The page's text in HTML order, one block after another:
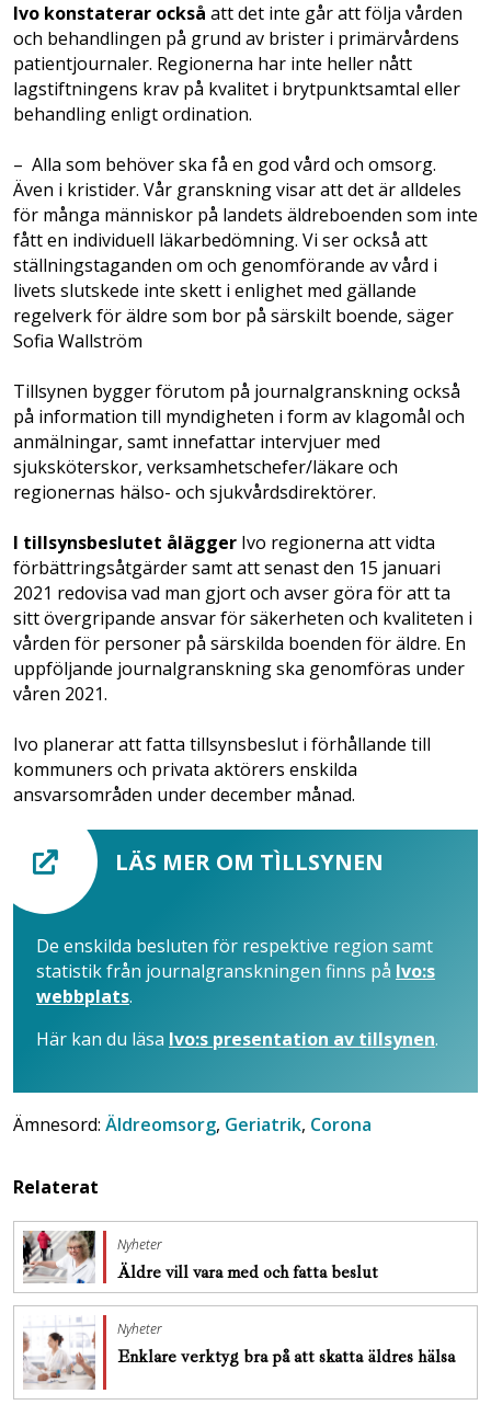
Ivo konstaterar också att det inte går att följa vården
och behandlingen på grund av brister i primärvårdens
patientjournaler. Regionerna har inte heller nått
lagstiftningens krav på kvalitet i brytpunktsamtal eller
behandling enligt ordination.
– Alla som behöver ska få en god vård och omsorg.
Även i kristider. Vår granskning visar att det är alldeles
för många människor på landets äldreboenden som inte
fått en individuell läkarbedömning. Vi ser också att
ställningstaganden om och genomförande av vård i
livets slutskede inte skett i enlighet med gällande
regelverk för äldre som bor på särskilt boende, säger
Sofia Wallström
Tillsynen bygger förutom på journalgranskning också
på information till myndigheten i form av klagomål och
anmälningar, samt innefattar intervjuer med
sjuksköterskor, verksamhetschefer/läkare och
regionernas hälso- och sjukvårdsdirektörer.
I tillsynsbeslutet ålägger Ivo regionerna att vidta
förbättringsåtgärder samt att senast den 15 januari
2021 redovisa vad man gjort och avser göra för att ta
sitt övergripande ansvar för säkerheten och kvaliteten i
vården för personer på särskilda boenden för äldre. En
uppföljande journalgranskning ska genomföras under
våren 2021.
Ivo planerar att fatta tillsynsbeslut i förhållande till
kommuners och privata aktörers enskilda
ansvarsområden under december månad.
LÄS MER OM TÌLLSYNEN
De enskilda besluten för respektive region samt
statistik från journalgranskningen finns på Ivo:s
webbplats.
Här kan du läsa Ivo:s presentation av tillsynen.
Ämnesord: Äldreomsorg, Geriatrik, Corona
Relaterat
Nyheter
Äldre vill vara med och fatta beslut
Nyheter
Enklare verktyg bra på att skatta äldres hälsa